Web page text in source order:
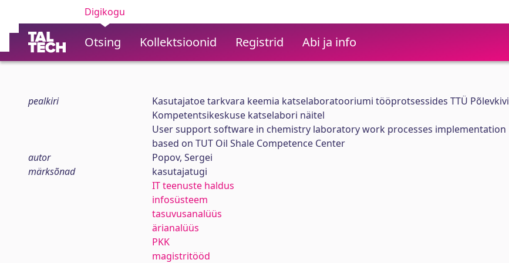
Digikogu
Otsing Kollektsioonid Registrid Abi ja info
pealkiri
Kasutajatoe tarkvara keemia katselaboratooriumi tööprotsessides TTÜ Põlevkivi
Kompetentsikeskuse katselabori näitel
User support software in chemistry laboratory work processes implementation
based on TUT Oil Shale Competence Center
autor
Popov, Sergei
märksõnad
kasutajatugi
IT teenuste haldus
infosüsteem
tasuvusanalüüs
ärianalüüs
PKK
magistritööd